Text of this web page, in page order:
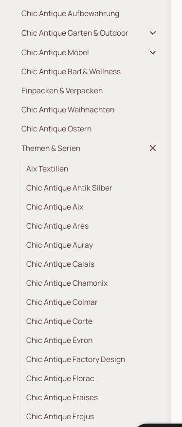
Chic Antique Aufbewahrung
Chic Antique Garten & Outdoor
Chic Antique Möbel
Chic Antique Bad & Wellness
Einpacken & Verpacken
Chic Antique Weihnachten
Chic Antique Ostern
Themen & Serien
Aix Textilien
Chic Antique Antik Silber
Chic Antique Aix
Chic Antique Arés
Chic Antique Auray
Chic Antique Calais
Chic Antique Chamonix
Chic Antique Colmar
Chic Antique Corte
Chic Antique Évron
Chic Antique Factory Design
Chic Antique Florac
Chic Antique Fraises
Chic Antique Frejus